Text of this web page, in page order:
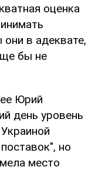
оценка
в адеквате,
бы не
Юрий
день уровень
но
место